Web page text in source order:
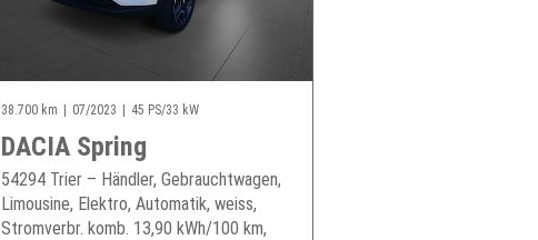
38.700 km 07/2023 45 PS/33 kW
DACIA Spring
54294 Trier – Händler, Gebrauchtwagen,
Limousine, Elektro, Automatik, weiss,
Stromverbr. komb. 13,90 kWh/100 km,